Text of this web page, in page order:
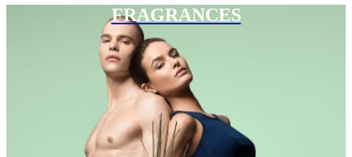
FRAGRANCES